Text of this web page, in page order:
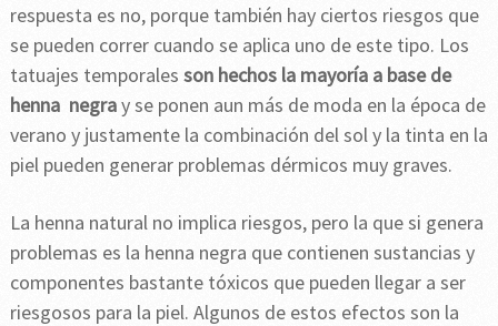
respuesta es no, porque también hay ciertos riesgos que
se pueden correr cuando se aplica uno de este tipo. Los
tatuajes temporales son hechos la mayoría a base de
henna negray se ponen aun más de moda en la época de
verano y justamente la combinación del sol y la tinta en la
piel pueden generar problemas dérmicos muy graves.
La henna natural no implica riesgos, pero la que si genera
problemas es la henna negra que contienen sustancias y
componentes bastante tóxicos que pueden llegar a ser
riesgosos para la piel. Algunos de estos efectos son la